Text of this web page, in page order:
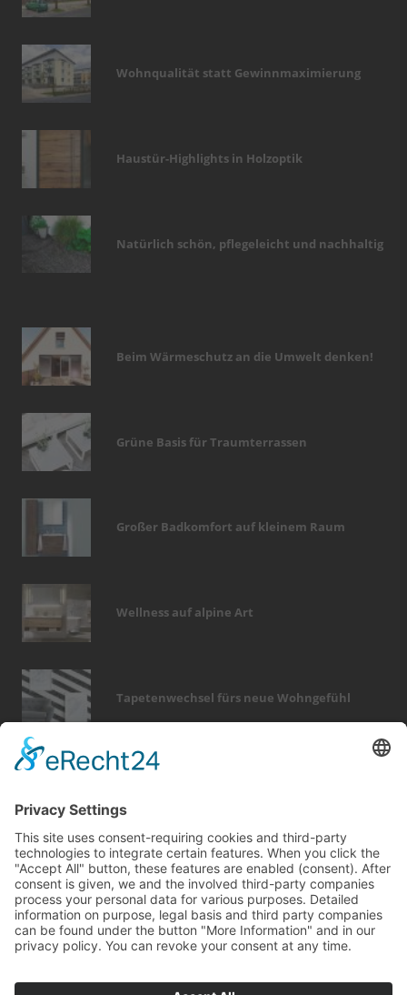
Wohnqualität statt Gewinnmaximierung
Haustür-Highlights in Holzoptik
Natürlich schön, pflegeleicht und nachhaltig
Beim Wärmeschutz an die Umwelt denken!
Grüne Basis für Traumterrassen
Großer Badkomfort auf kleinem Raum
Wellness auf alpine Art
Tapetenwechsel fürs neue Wohngefühl
modernisieren badezimmer dämmung
feuer
küche
renovieren garten wellness
kamin
zaun
fußboden möbel sicherheit
fenster
förderung
wintergarten wärme
immobilien